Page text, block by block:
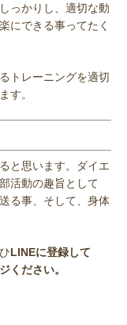
っかりし、適切な動
にできる事ってたく
トレーニングを適切
す。
と思います。ダイエ
活動の趣旨として
る事、そして、身体
LINEに登録して
ください。